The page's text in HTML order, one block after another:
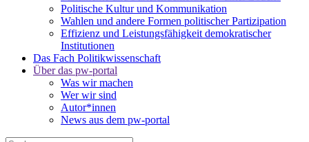
Politische Kultur und Kommunikation
Wahlen und andere Formen politischer Partizipation
Effizienz und Leistungsfähigkeit demokratischer
Institutionen
Das Fach Politikwissenschaft
Über das pw-portal
Was wir machen
Wer wir sind
Autor*innen
News aus dem pw-portal